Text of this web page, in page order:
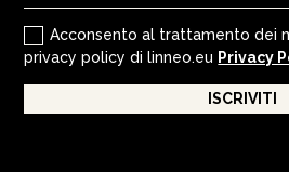
Acconsento al trattamento dei
privacy policy di linneo.eu Privacy
ISCRIVITI